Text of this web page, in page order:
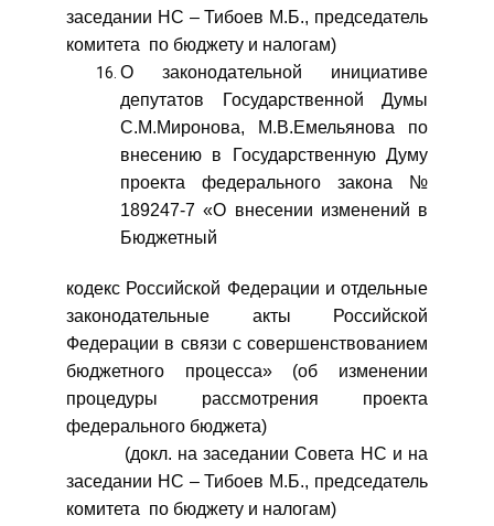
заседании НС – Тибоев М.Б., председатель
комитета по бюджету и налогам)
О законодательной инициативе
депутатов Государственной Думы
С.М.Миронова, М.В.Емельянова по
внесению в Государственную Думу
проекта федерального закона №
189247-7 «О внесении изменений в
Бюджетный
кодекс Российской Федерации и отдельные
законодательные акты Российской
Федерации в связи с совершенствованием
бюджетного процесса» (об изменении
процедуры рассмотрения проекта
федерального бюджета)
(докл. на заседании Совета НС и на
заседании НС – Тибоев М.Б., председатель
комитета по бюджету и налогам)